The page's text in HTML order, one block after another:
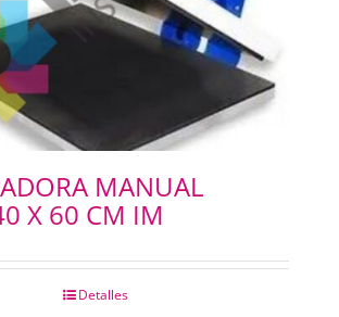
MANUAL
X 60 CM IM
Detalles